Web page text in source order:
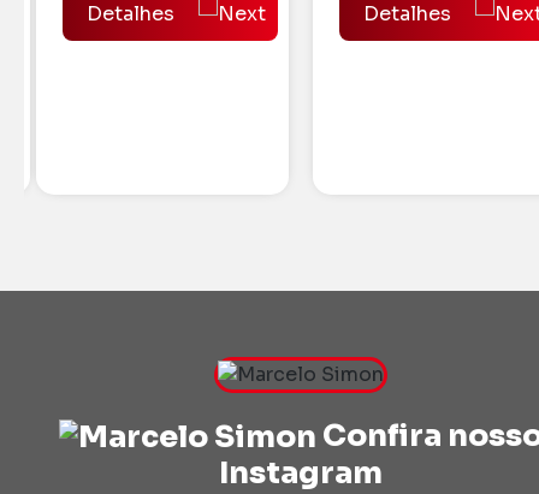
Detalhes Detalhes
Confira
Instagram